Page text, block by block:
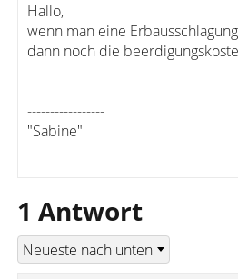
Hallo,
wenn man eine
dann noch die
-----------------
"Sabine"
1 Antwort